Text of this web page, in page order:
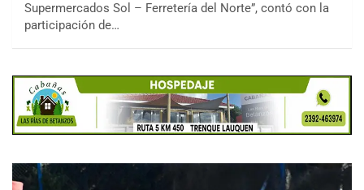
Supermercados Sol – Ferretería del Norte”, contó con la
participación de…